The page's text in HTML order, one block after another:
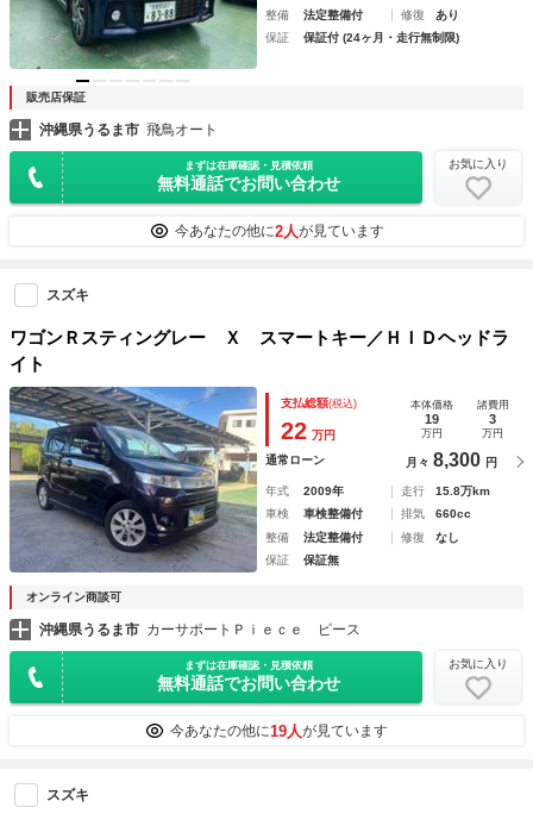
整備
法定整備付 修復
あり
保証
保証付 (24ヶ月・走行無制限)
販売店保証
沖縄県うるま市 飛鳥オート
まずは在庫確認・見積依頼
無料通話でお問い合わせ
お気に入り
今あなたの他に2人が見ています
スズキ
ワゴンＲスティングレー Ｘ スマートキー／ＨＩＤヘッドラ
イト
支払総額(税込)
22 万円
本体価格
19
万円
諸費用
3
万円
通常ローン 月々 8,300 円
年式 2009年 走行
15.8万km
車検
車検整備付 排気
660cc
整備
法定整備付 修復
なし
保証
保証無
オンライン商談可
沖縄県うるま市 カーサポートＰｉｅｃｅ ピース
まずは在庫確認・見積依頼
無料通話でお問い合わせ
お気に入り
今あなたの他に19人が見ています
スズキ